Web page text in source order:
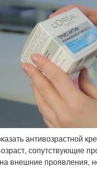
антивозрастной
сопутствующие
внешние проявления,